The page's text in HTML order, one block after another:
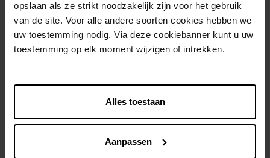
opslaan als ze strikt noodzakelijk zijn voor het gebruik
van de site. Voor alle andere soorten cookies hebben we
uw toestemming nodig. Via deze cookiebanner kunt u uw
toestemming op elk moment wijzigen of intrekken.
Alles toestaan
Aanpassen
Beschrijving
Klantereview
Nog iets vergeten ?